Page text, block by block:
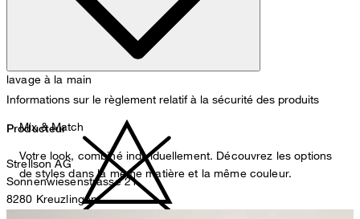
lavage à la main
Informations sur le règlement relatif à la sécurité des produits
Producteur
Strellson AG
Sonnenwiesenstrasse 21
8280 Kreuzlingen
Mix & Match
Votre look, combiné individuellement. Découvrez les options
de styles dans la même matière et la même couleur.